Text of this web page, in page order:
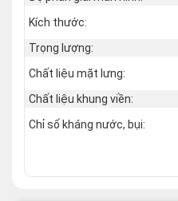
Kích thước:
Trọng lượng:
Chất liệu mặt lưng:
Chất liệu khung viền:
Chỉ số kháng nước, bụi: